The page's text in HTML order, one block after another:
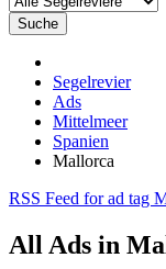
Suche
Segelrevier
Ads
Mittelmeer
Spanien
Mallorca
RSS Feed for ad tag
All Ads in